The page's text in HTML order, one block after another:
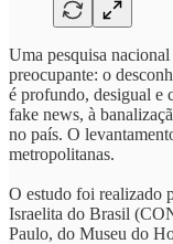
Uma pesquisa
preocupante: o
é profundo, desigual e
fake news, à
no país. O
metropolitanas.
O estudo foi realizado
Israelita do Brasil
Paulo, do Museu do